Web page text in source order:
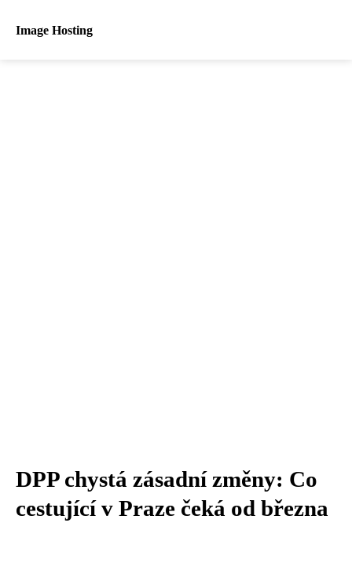
Image Hosting
DPP chystá zásadní změny: Co
cestující v Praze čeká od března